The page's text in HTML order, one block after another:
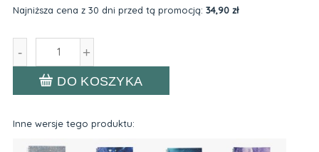
Najniższa cena z 30 dni przed tą promocją: 34,90 zł
- +
DO KOSZYKA
Inne wersje tego produktu: